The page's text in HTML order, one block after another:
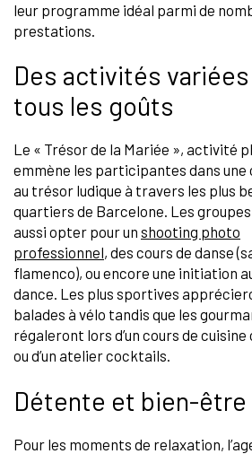
leur programme idéal parmi de
prestations.
Des activités
tous les goûts
Le « Trésor de la Mariée », activité
emmène les participantes dans une
au trésor ludique à travers les plus
quartiers de Barcelone. Les
aussi opter pour un shooting photo
professionnel, des cours de danse
flamenco), ou encore une initiation
dance. Les plus sportives
balades à vélo tandis que les
régaleront lors d’un cours de
ou d’un atelier cocktails.
Détente et bien-être
Pour les moments de relaxation,